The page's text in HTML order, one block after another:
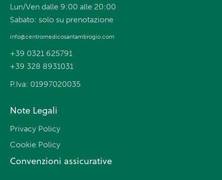
Lun/Ven dalle 9:00 alle 20:00
Sabato: solo su prenotazione
info@centromedicosantambrogio.com
+39 0321 625791
+39 328 8931031
P.Iva: 01997020035
Note Legali
Privacy Policy
Cookie Policy
Convenzioni assicurative